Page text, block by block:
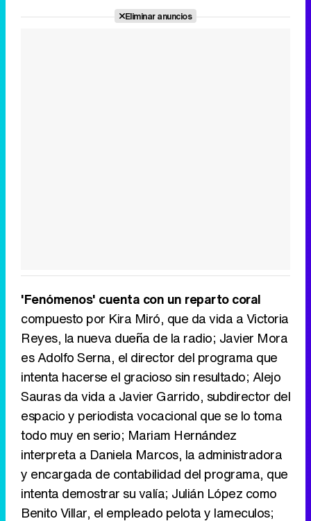
Eliminar anuncios
'Fenómenos' cuenta con un reparto coral
compuesto por Kira Miró, que da vida a Victoria
Reyes, la nueva dueña de la radio; Javier Mora
es Adolfo Serna, el director del programa que
intenta hacerse el gracioso sin resultado; Alejo
Sauras da vida a Javier Garrido, subdirector del
espacio y periodista vocacional que se lo toma
todo muy en serio; Mariam Hernández
interpreta a Daniela Marcos, la administradora
y encargada de contabilidad del programa, que
intenta demostrar su valía; Julián López como
Benito Villar, el empleado pelota y lameculos;